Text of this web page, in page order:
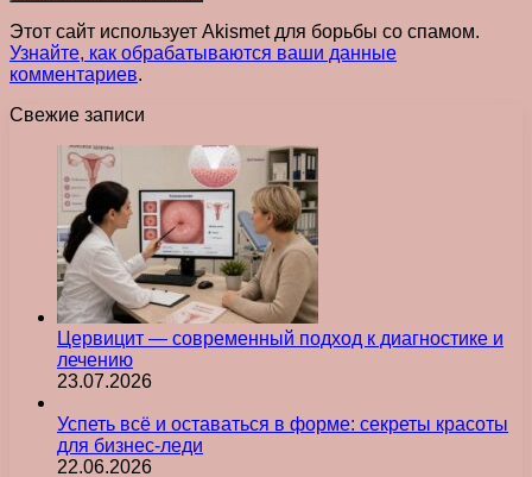
Этот сайт использует Akismet для борьбы со спамом.
Узнайте, как обрабатываются ваши данные
комментариев.
Свежие записи
Цервицит — современный подход к диагностике и
лечению
23.07.2026
Успеть всё и оставаться в форме: секреты красоты
для бизнес-леди
22.06.2026